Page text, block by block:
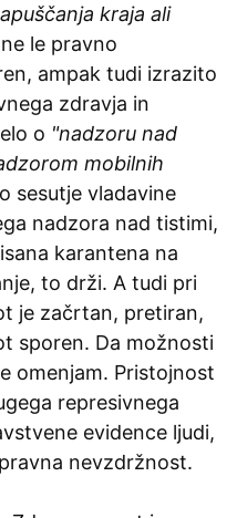
kraja ali
le pravno
ampak tudi izrazito
zdravja in
o "nadzoru nad
mobilnih
sesutje vladavine
nadzora nad tistimi,
karantena na
to drži. A tudi pri
je začrtan, pretiran,
sporen. Da možnosti
omenjam. Pristojnost
represivnega
evidence ljudi,
nevzdržnost.